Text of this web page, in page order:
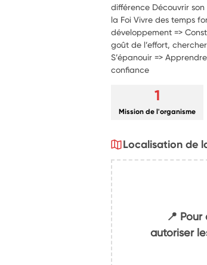
différence Découvrir son
la Foi Vivre des temps
développement =>
goût de l’effort,
S’épanouir =>
confiance
1
Mission de l'organisme
Localisation de
📍
autoriser